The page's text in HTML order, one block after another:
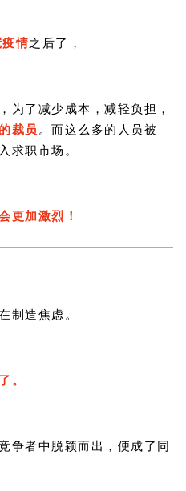
情之后了，
为了减少成本，减轻负担，
裁员 。而这么多的人员被
求职市场。
更加激烈！
制造焦虑。
。
争者中脱颖而出，便成了同